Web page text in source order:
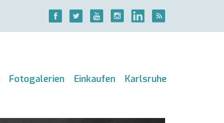
Fotogalerien Einkaufen Karlsruhe